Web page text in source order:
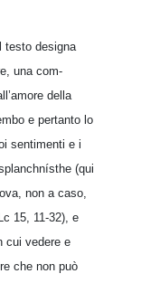
testo designa
una com-
della
e pertanto lo
sentimenti e i
(qui
non a caso,
15, 11-32), e
cui vedere e
che non può